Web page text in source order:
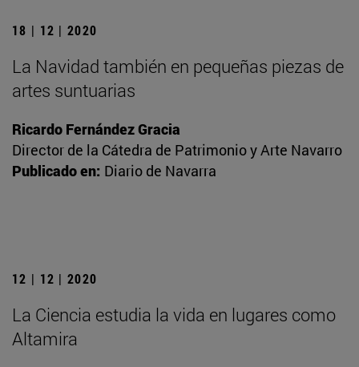
18 | 12 | 2020
La Navidad también en pequeñas piezas de
artes suntuarias
Ricardo Fernández Gracia
Director de la Cátedra de Patrimonio y Arte Navarro
Publicado en: Diario de Navarra
12 | 12 | 2020
La Ciencia estudia la vida en lugares como
Altamira